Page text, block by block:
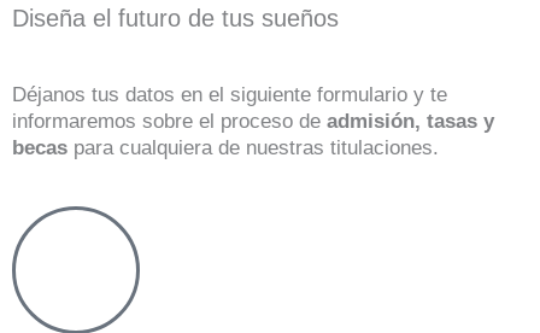
Diseña el futuro de tus sueños
Déjanos tus datos en el siguiente formulario y te
informaremos sobre el proceso de admisión, tasas y
becas para cualquiera de nuestras titulaciones.